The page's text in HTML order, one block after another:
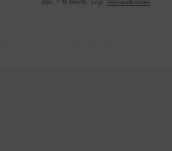
inkl. 7 % MwSt. zzgl. Versandkosten